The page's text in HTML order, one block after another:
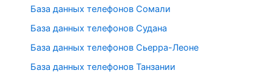
База данных телефонов Сомали
База данных телефонов Судана
База данных телефонов Сьерра-Леоне
База данных телефонов Танзании